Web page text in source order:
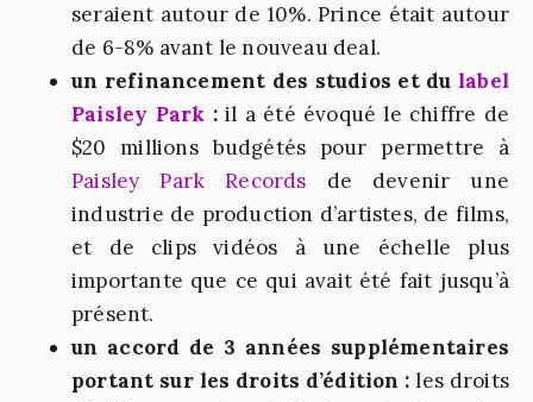
seraient autour de 10%. Prince était autour
de 6-8% avant le nouveau deal.
un refinancement des studios et du label
Paisley Park :il a été évoqué le chiffre de
$20 millions budgétés pour permettre à
Paisley Park Records de devenir une
industrie de production d’artistes, de films,
et de clips vidéos à une échelle plus
importante que ce qui avait été fait jusqu’à
présent.
un accord de 3 années supplémentaires
portant sur les droits d’édition : les droits